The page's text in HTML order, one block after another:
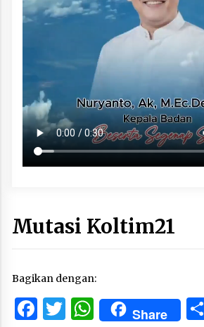
Mutasi Koltim21
Bagikan dengan:
Facebook
Twitter
WhatsApp
Share